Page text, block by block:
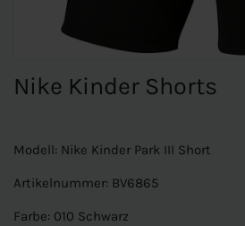
Nike Kinder Shorts
Modell: Nike Kinder Park III Short
Artikelnummer: BV6865
Farbe: 010 Schwarz